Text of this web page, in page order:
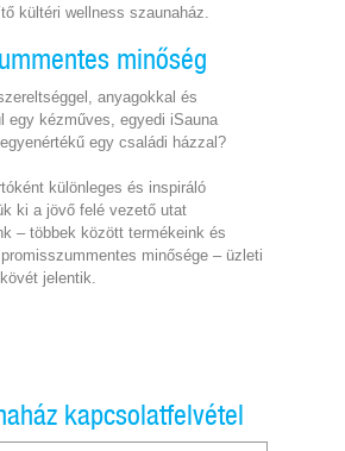
kültéri wellness szaunaház.
minőség
anyagokkal és
egy kézműves, egyedi iSauna
egy családi házzal?
különleges és inspiráló
ki a jövő felé vezető utat
– többek között termékeink és
minősége – üzleti
jelentik.
kapcsolatfelvétel